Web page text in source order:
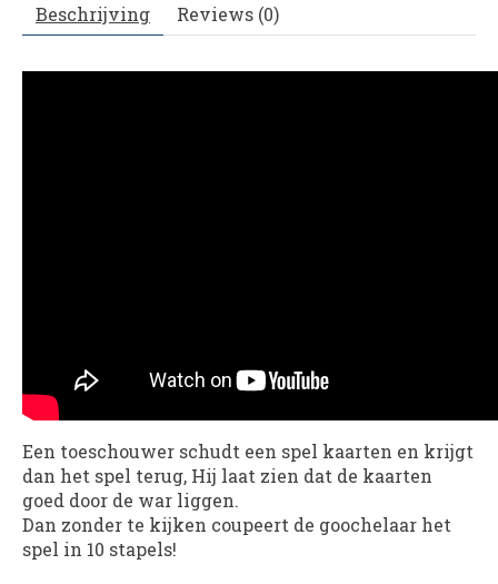
Beschrijving Reviews (0)
Een toeschouwer schudt een spel kaarten en krijgt
dan het spel terug, Hij laat zien dat de kaarten
goed door de war liggen.
Dan zonder te kijken coupeert de goochelaar het
spel in 10 stapels!